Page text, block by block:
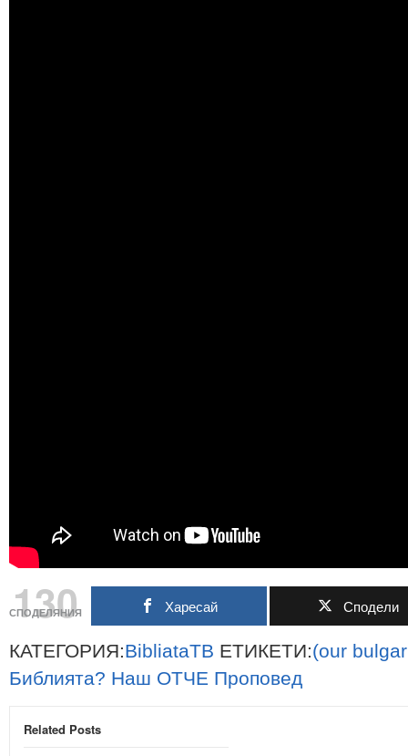
130
СПОДЕЛЯНИЯ Харесай Сподели
КАТЕГОРИЯ:BibliataTB ЕТИКЕТИ:(our
Библията? Наш ОТЧЕ Проповед
Related Posts